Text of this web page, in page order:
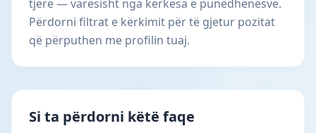
tjerë — varësisht nga kërkesa e punëdhënësve.
Përdorni filtrat e kërkimit për të gjetur pozitat
që përputhen me profilin tuaj.
Si ta përdorni këtë faqe